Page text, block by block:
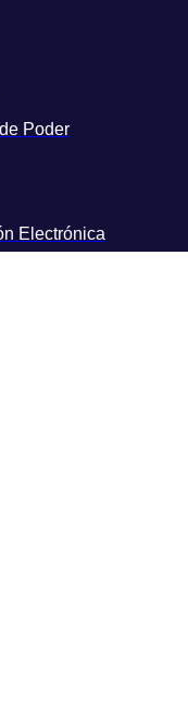
Poder
Electrónica